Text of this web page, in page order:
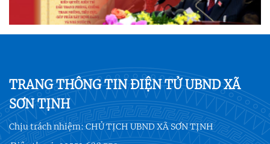
TRANG THÔNG TIN ĐIỆN TỬ UBND XÃ
SƠN TỊNH
Chịu trách nhiệm:CHỦ TỊCH UBND XÃ SƠN TỊNH